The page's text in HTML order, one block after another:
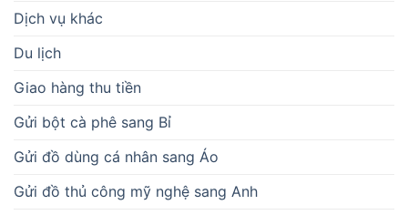
Dịch vụ khác
Du lịch
Giao hàng thu tiền
Gửi bột cà phê sang Bỉ
Gửi đồ dùng cá nhân sang Áo
Gửi đồ thủ công mỹ nghệ sang Anh